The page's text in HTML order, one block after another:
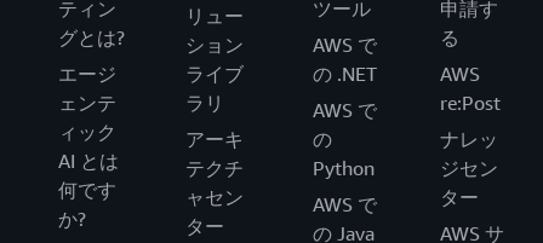
ティン
グとは?
エージ
ェンテ
ィック
AI とは
何です
か?
リュー
ション
ライブ
ラリ
アーキ
テクチ
ャセン
ター
ツール
AWS で
の .NET
AWS で
の
Python
AWS で
の Java
申請す
る
AWS
re:Post
ナレッ
ジセン
ター
AWS サ